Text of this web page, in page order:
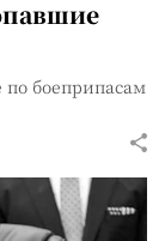
по боеприпасам